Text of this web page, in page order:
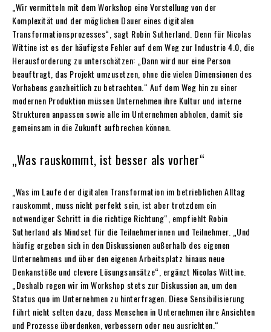
„Wir vermitteln mit dem Workshop eine Vorstellung von der
Komplexität und der möglichen Dauer eines digitalen
Transformationsprozesses“, sagt Robin Sutherland. Denn für Nicolas
Wittine ist es der häufigste Fehler auf dem Weg zur Industrie 4.0, die
Herausforderung zu unterschätzen: „Dann wird nur eine Person
beauftragt, das Projekt umzusetzen, ohne die vielen Dimensionen des
Vorhabens ganzheitlich zu betrachten.“ Auf dem Weg hin zu einer
modernen Produktion müssen Unternehmen ihre Kultur und interne
Strukturen anpassen sowie alle im Unternehmen abholen, damit sie
gemeinsam in die Zukunft aufbrechen können.
„Was rauskommt, ist besser als vorher“
„Was im Laufe der digitalen Transformation im betrieblichen Alltag
rauskommt, muss nicht perfekt sein, ist aber trotzdem ein
notwendiger Schritt in die richtige Richtung“, empfiehlt Robin
Sutherland als Mindset für die Teilnehmerinnen und Teilnehmer. „Und
häufig ergeben sich in den Diskussionen außerhalb des eigenen
Unternehmens und über den eigenen Arbeitsplatz hinaus neue
Denkanstöße und clevere Lösungsansätze“, ergänzt Nicolas Wittine.
„Deshalb regen wir im Workshop stets zur Diskussion an, um den
Status quo im Unternehmen zu hinterfragen. Diese Sensibilisierung
führt nicht selten dazu, dass Menschen in Unternehmen ihre Ansichten
und Prozesse überdenken, verbessern oder neu ausrichten.“